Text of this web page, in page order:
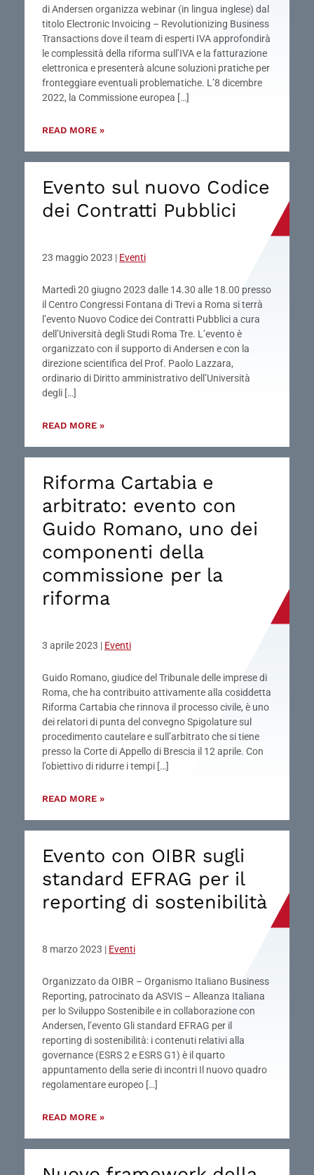
di Andersen organizza webinar (in lingua inglese) dal
titolo Electronic Invoicing – Revolutionizing Business
Transactions dove il team di esperti IVA approfondirà
le complessità della riforma sull’IVA e la fatturazione
elettronica e presenterà alcune soluzioni pratiche per
fronteggiare eventuali problematiche. L’8 dicembre
2022, la Commissione europea […]
READ MORE »
Evento sul nuovo Codice
dei Contratti Pubblici
23 maggio 2023 | Eventi
Martedì 20 giugno 2023 dalle 14.30 alle 18.00 presso
il Centro Congressi Fontana di Trevi a Roma si terrà
l’evento Nuovo Codice dei Contratti Pubblici a cura
dell’Università degli Studi Roma Tre. L’evento è
organizzato con il supporto di Andersen e con la
direzione scientifica del Prof. Paolo Lazzara,
ordinario di Diritto amministrativo dell’Università
degli […]
READ MORE »
Riforma Cartabia e
arbitrato: evento con
Guido Romano, uno dei
componenti della
commissione per la
riforma
3 aprile 2023 | Eventi
Guido Romano, giudice del Tribunale delle imprese di
Roma, che ha contribuito attivamente alla cosiddetta
Riforma Cartabia che rinnova il processo civile, è uno
dei relatori di punta del convegno Spigolature sul
procedimento cautelare e sull’arbitrato che si tiene
presso la Corte di Appello di Brescia il 12 aprile. Con
l’obiettivo di ridurre i tempi […]
READ MORE »
Evento con OIBR sugli
standard EFRAG per il
reporting di sostenibilità
8 marzo 2023 | Eventi
Organizzato da OIBR – Organismo Italiano Business
Reporting, patrocinato da ASVIS – Alleanza Italiana
per lo Sviluppo Sostenibile e in collaborazione con
Andersen, l’evento Gli standard EFRAG per il
reporting di sostenibilità: i contenuti relativi alla
governance (ESRS 2 e ESRS G1) è il quarto
appuntamento della serie di incontri Il nuovo quadro
regolamentare europeo […]
READ MORE »